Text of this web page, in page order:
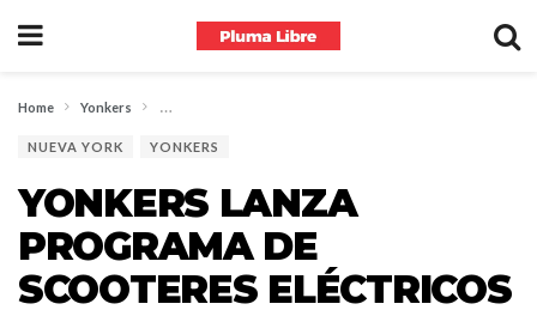
Home Yonkers YONKERS LANZA PROGRAMA DE SCOOTERES ELÉCTRICOS
NUEVA YORK YONKERS
YONKERS LANZA
PROGRAMA DE
SCOOTERES ELÉCTRICOS